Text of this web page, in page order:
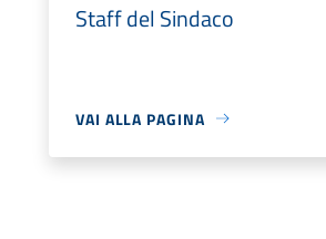
Staff del Sindaco
VAI ALLA PAGINA